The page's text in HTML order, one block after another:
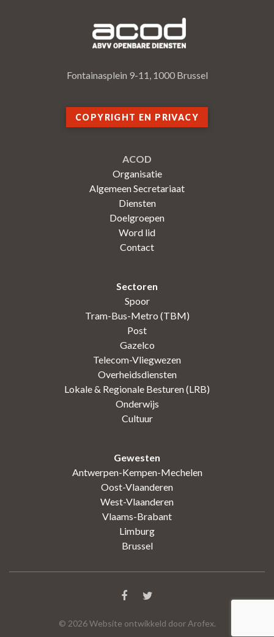
Fontainasplein 9-11, 1000 Brussel
COPYRIGHT EN PRIVACY
ACOD
Organisatie
Algemeen Secretariaat
Diensten
Doelgroepen
Word lid
Contact
Sectoren
Spoor
Tram-Bus-Metro (TBM)
Post
Gazelco
Telecom-Vliegwezen
Overheidsdiensten
Lokale & Regionale Besturen (LRB)
Onderwijs
Cultuur
Gewesten
Antwerpen-Kempen-Mechelen
Oost-Vlaanderen
West-Vlaanderen
Vlaams-Brabant
Limburg
Brussel
© 2026Website ontwikkeld door Arofex.